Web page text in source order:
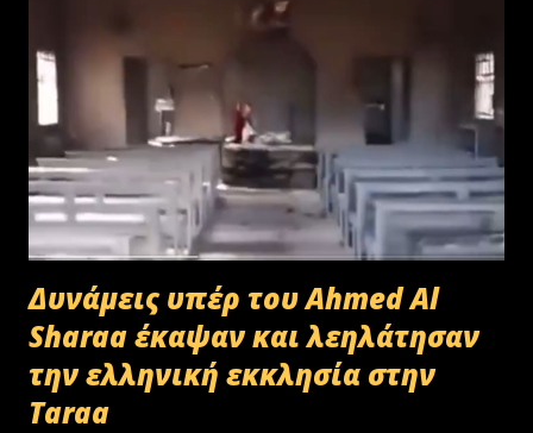
Δυνάμεις υπέρ του Ahmed Al
Sharaa έκαψαν και λεηλάτησαν
την ελληνική εκκλησία στην
Taraa